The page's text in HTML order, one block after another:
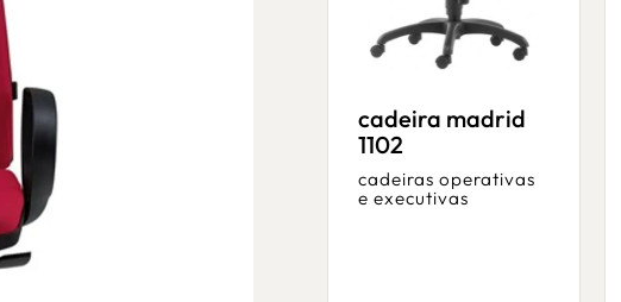
cadeira madrid
1102
cadeiras operativas
e executivas